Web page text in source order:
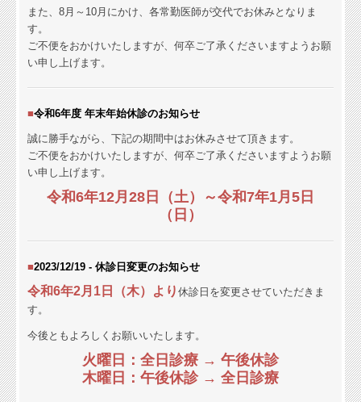
また、8月～10月にかけ、各常勤医師が交代でお休みとなりま
す。
ご不便をおかけいたしますが、何卒ご了承くださいますようお願
い申し上げます。
■令和6年度 年末年始休診のお知らせ
誠に勝手ながら、下記の期間中はお休みさせて頂きます。
ご不便をおかけいたしますが、何卒ご了承くださいますようお願
い申し上げます。
令和6年12月28日（土）～令和7年1月5日
（日）
■2023/12/19 - 休診日変更のお知らせ
令和6年2月1日（木）より休診日を変更させていただきま
す。
今後ともよろしくお願いいたします。
火曜日：全日診療 → 午後休診
木曜日：午後休診 → 全日診療